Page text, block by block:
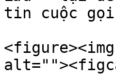
tin cuộc gọi